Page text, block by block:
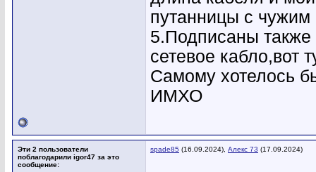
путанницы с чужим
5.Подписаны также
сетевое кабло,вот
Самому хотелось
ИМХО
Эти 2 пользователи
поблагодарили igor47 за это
сообщение:
spade85 (16.09.2024), Алекс 73 (17.09.2024)